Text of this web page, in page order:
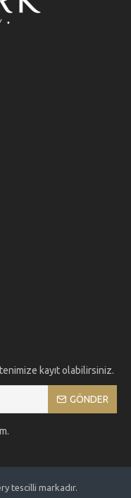
kayıt olabilirsiniz.
GÖNDER
tescilli markadır.